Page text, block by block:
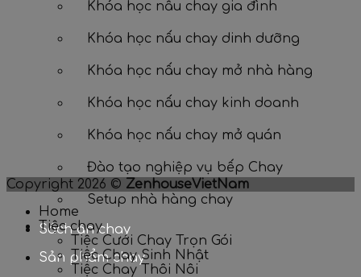
Khóa học nấu chay gia đình
Khóa học nấu chay dinh dưỡng
Khóa học nấu chay mở nhà hàng
Khóa học nấu chay kinh doanh
Khóa học nấu chay mở quán
Đào tạo nghiệp vụ bếp Chay
Setup nhà hàng chay
Sách ăn chay
Sản phẩm chay
Copyright 2026 © ZenhouseVietNam
Home
Tiệc chay
Tiệc Cưới Chay Trọn Gói
Tiệc Chay Sinh Nhật
Tiệc Chay Thôi Nôi